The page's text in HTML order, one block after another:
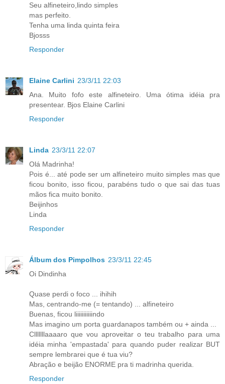
Seu alfineteiro,lindo simples
mas perfeito.
Tenha uma linda quinta feira
Bjosss
Responder
Elaine Carlini 23/3/11 22:03
Ana. Muito fofo este alfineteiro. Uma ótima idéia pra
presentear. Bjos Elaine Carlini
Responder
Linda 23/3/11 22:07
Olá Madrinha!
Pois é... até pode ser um alfineteiro muito simples mas que
ficou bonito, isso ficou, parabéns tudo o que sai das tuas
mãos fica muito bonito.
Beijinhos
Linda
Responder
Álbum dos Pimpolhos 23/3/11 22:45
Oi Dindinha
Quase perdi o foco ... ihihih
Mas, centrando-me (= tentando) ... alfineteiro
Buenas, ficou liiiiiiiiiiindo
Mas imagino um porta guardanapos também ou + ainda ...
Clllllllaaaaro que vou aproveitar o teu trabalho para uma
idéia minha 'empastada' para quando puder realizar BUT
sempre lembrarei que é tua viu?
Abração e beijão ENORME pra ti madrinha querida.
Responder